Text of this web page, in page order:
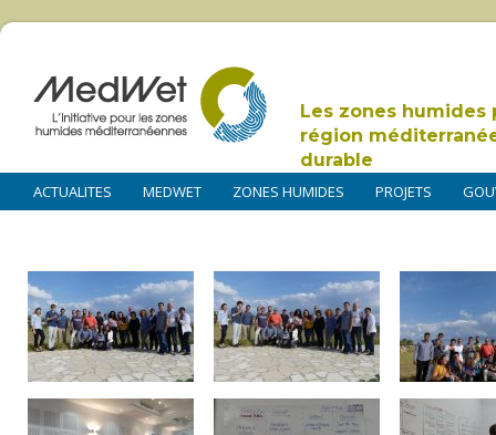
Les zones humides
région
durable
ACTUALITES MEDWET ZONES HUMIDES PROJETS